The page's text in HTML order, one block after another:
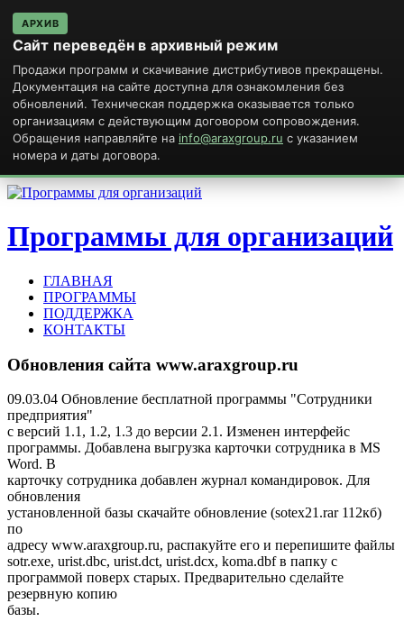
АРХИВ
Сайт переведён в архивный режим
Продажи программ и скачивание дистрибутивов прекращены.
Документация на сайте доступна для ознакомления без
обновлений. Техническая поддержка оказывается только
организациям с действующим договором сопровождения.
Обращения направляйте на info@araxgroup.ru с указанием
номера и даты договора.
Программы для организаций
ГЛАВНАЯ
ПРОГРАММЫ
ПОДДЕРЖКА
КОНТАКТЫ
Обновления сайта www.araxgroup.ru
09.03.04 Обновление бесплатной программы "Сотрудники
предприятия"
с версий 1.1, 1.2, 1.3 до версии 2.1. Изменен интерфейс
программы. Добавлена выгрузка карточки сотрудника в MS
Word. В
карточку сотрудника добавлен журнал командировок. Для
обновления
установленной базы скачайте обновление (sotex21.rar 112кб)
по
адресу www.araxgroup.ru, распакуйте его и перепишите файлы
sotr.exe, urist.dbc, urist.dct, urist.dcx, koma.dbf в папку с
программой поверх старых. Предварительно сделайте
резервную копию
базы.